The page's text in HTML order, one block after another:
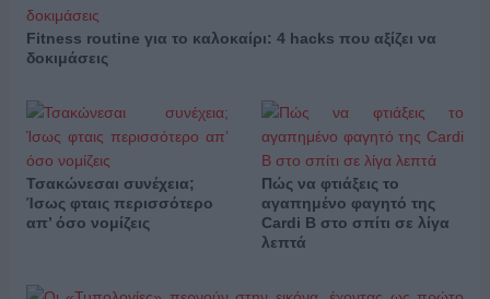
Fitness routine για το καλοκαίρι: 4 hacks που αξίζει να
δοκιμάσεις
Τσακώνεσαι συνέχεια;
Ίσως φταις περισσότερο
απ’ όσο νομίζεις
Πώς να φτιάξεις το
αγαπημένο φαγητό της
Cardi B στο σπίτι σε λίγα
λεπτά